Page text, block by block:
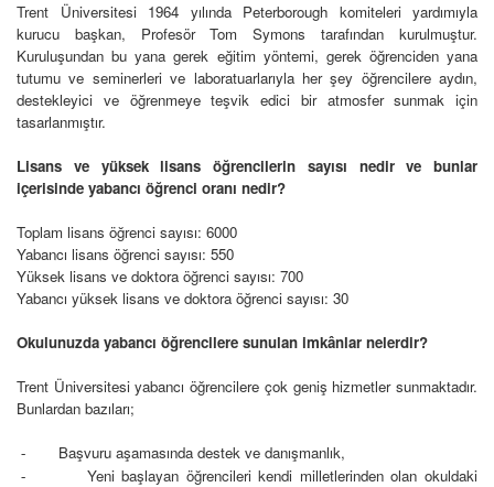
Trent Üniversitesi 1964 yılında Peterborough komiteleri yardımıyla
kurucu başkan, Profesör Tom Symons tarafından kurulmuştur.
Kuruluşundan bu yana gerek eğitim yöntemi, gerek öğrenciden yana
tutumu ve seminerleri ve laboratuarlarıyla her şey öğrencilere aydın,
destekleyici ve öğrenmeye teşvik edici bir atmosfer sunmak için
tasarlanmıştır.
Lisans ve yüksek lisans öğrencilerin sayısı nedir ve bunlar
içerisinde yabancı öğrenci oranı nedir?
Toplam lisans öğrenci sayısı: 6000
Yabancı lisans öğrenci sayısı: 550
Yüksek lisans ve doktora öğrenci sayısı: 700
Yabancı yüksek lisans ve doktora öğrenci sayısı: 30
Okulunuzda yabancı öğrencilere sunulan imkânlar nelerdir?
Trent Üniversitesi yabancı öğrencilere çok geniş hizmetler sunmaktadır.
Bunlardan bazıları;
- Başvuru aşamasında destek ve danışmanlık,
-
Yeni başlayan öğrencileri kendi milletlerinden olan okuldaki